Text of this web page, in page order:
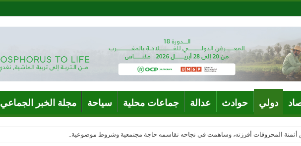
دولي حوادث عدالة جماعات محلية سياحة مجلة الخبر الجماعي
أثمنة المحروقات أفرزته، وساهمت في نجاحه تقاسمه حاجة مجتمعية وشروط موضوعية..